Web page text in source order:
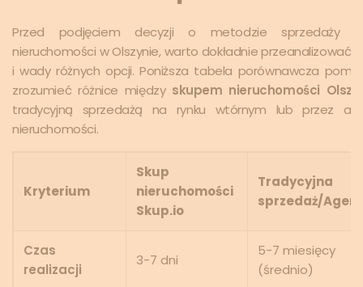
Przed podjęciem decyzji o metodzie sprzedaży
nieruchomości w Olszynie, warto dokładnie przeanalizować
i wady różnych opcji. Poniższa tabela porównawcza
zrozumieć różnice między skupem nieruchomości
tradycyjną sprzedażą na rynku wtórnym lub przez
nieruchomości.
Kryterium
Skup
nieruchomości
Skup.io
Tradycyjna
sprzedaż/
Czas
realizacji
3-7 dni
5-7 miesięcy
(średnio)